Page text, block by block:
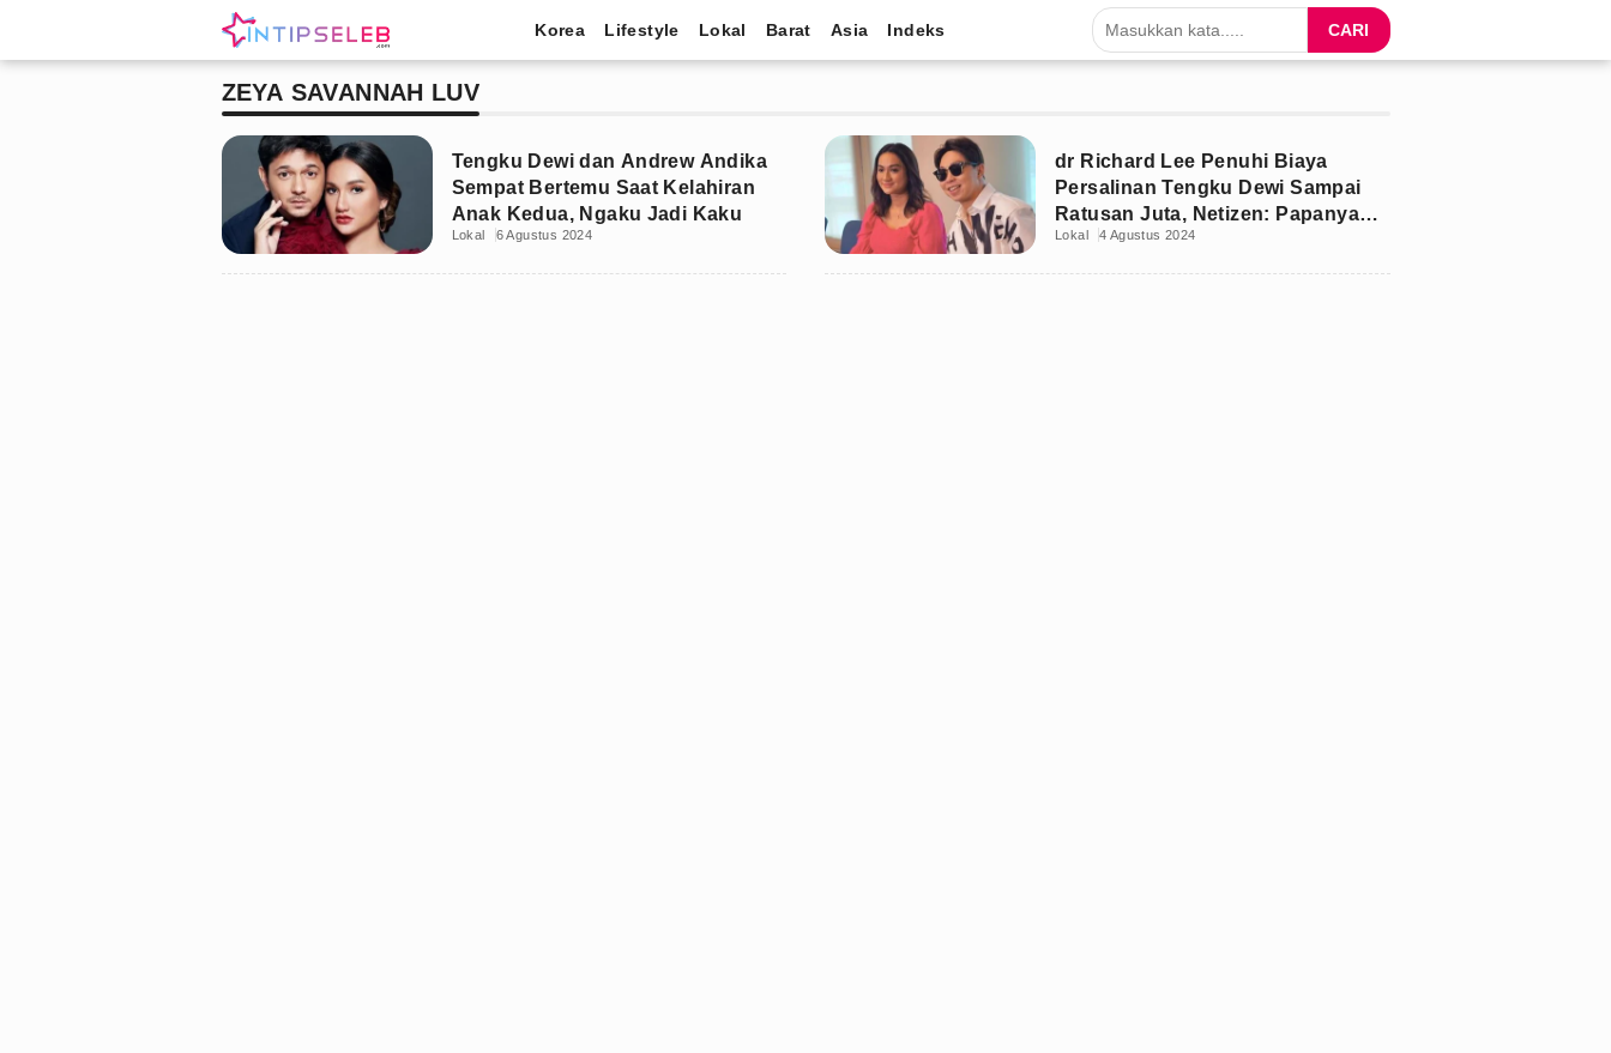
Korea Lifestyle Lokal Barat Asia Indeks CARI
ZEYA SAVANNAH LUV
Tengku Dewi dan Andrew Andika
Sempat Bertemu Saat Kelahiran
Anak Kedua, Ngaku Jadi Kaku
Lokal 6 Agustus 2024
dr Richard Lee Penuhi Biaya
Persalinan Tengku Dewi Sampai
Ratusan Juta, Netizen: Papanya
Mana?
Lokal 4 Agustus 2024